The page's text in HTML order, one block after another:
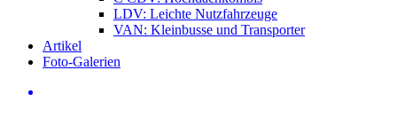
LDV: Leichte Nutzfahrzeuge
VAN: Kleinbusse und Transporter
Artikel
Foto-Galerien